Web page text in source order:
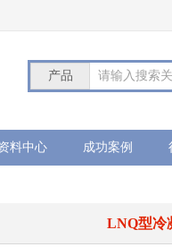
产品 请输入搜索
料中心 成功案例
LNQ型冷